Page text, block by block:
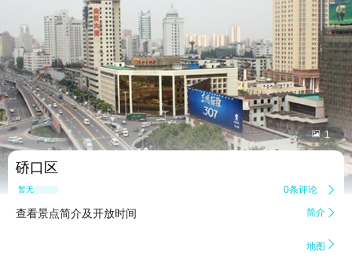
 1
硚口区
暂无点评 0条评论 
查看景点简介及开放时间 简介 
地图 